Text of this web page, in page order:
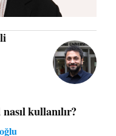
kullanılır?